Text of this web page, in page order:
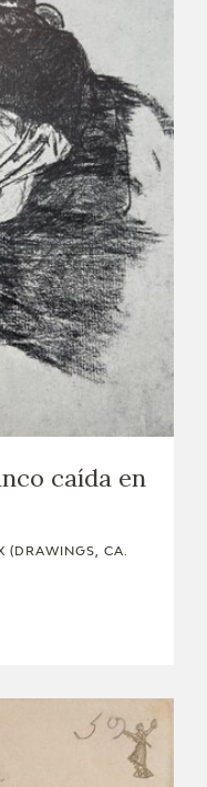
caída en
(DRAWINGS, CA.